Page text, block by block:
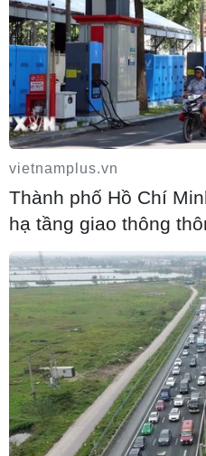
Không để khoảng
gọn các hình thức
pháp luật
10/08/2026 14:24
Huế xử lý 177 dự án
tồn đọng kéo dài
10/08/2026 14:23
vietnamplus.vn
Thành phố Hồ Chí
hạ tầng giao thông